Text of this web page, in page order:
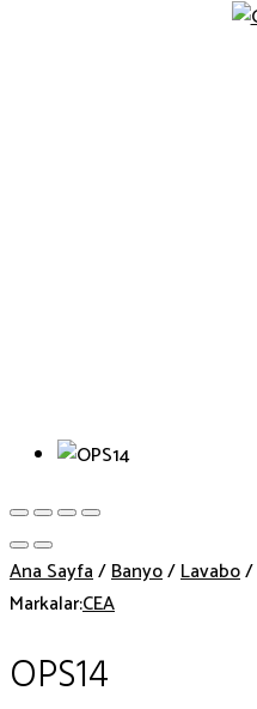
Ana Sayfa/Banyo/Lavabo/
Markalar:CEA
OPS14